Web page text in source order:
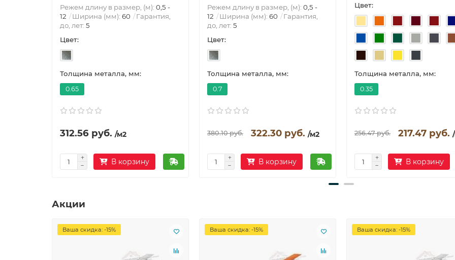
Режем длину в размер, (м): 0,5 -
12
Ширина (мм): 60
Гарантия,
до, лет: 5
Цвет:
Толщина металла, мм:
0.65
312.56 руб. /м2
В корзину
Режем длину в размер, (м): 0,5 -
12
Ширина (мм): 60
Гарантия,
до, лет: 5
Цвет:
Толщина металла, мм:
0.7
380.10 руб. 322.30 руб. /м2
В корзину
Цвет:
Толщина металла, мм:
0.35
256.47 руб. 217.47 руб.
В корзину
Акции
Ваша скидка: -15% Ваша скидка: -15% Ваша скидка: -15%